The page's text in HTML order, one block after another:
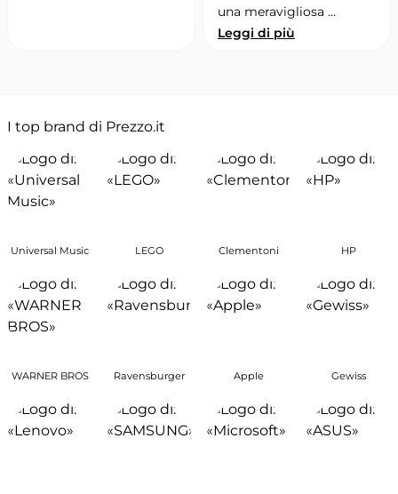
una meravigliosa …
Leggi di più
I top brand di Prezzo.it
Universal Music LEGO Clementoni HP
WARNER BROS Ravensburger Apple Gewiss